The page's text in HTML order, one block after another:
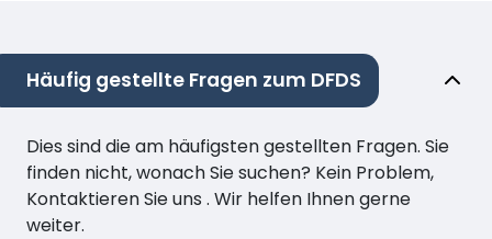
Häufig gestellte Fragen zum DFDS
Dies sind die am häufigsten gestellten Fragen. Sie
finden nicht, wonach Sie suchen? Kein Problem,
Kontaktieren Sie uns . Wir helfen Ihnen gerne
weiter.